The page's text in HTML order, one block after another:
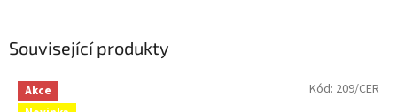
Související produkty
Akce
Kód: 209/CER